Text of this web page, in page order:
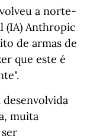
a norte-
(IA) Anthropic
de armas de
que este é
muita